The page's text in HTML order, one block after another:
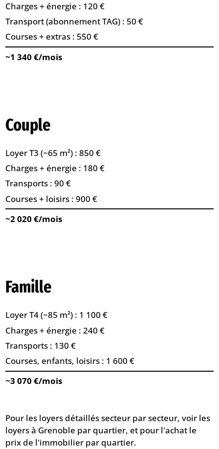
Charges + énergie : 120 €
Transport (abonnement TAG) : 50 €
Courses + extras : 550 €
~1 340 €/mois
Couple
Loyer T3 (~65 m²) : 850 €
Charges + énergie : 180 €
Transports : 90 €
Courses + loisirs : 900 €
~2 020 €/mois
Famille
Loyer T4 (~85 m²) : 1 100 €
Charges + énergie : 240 €
Transports : 130 €
Courses, enfants, loisirs : 1 600 €
~3 070 €/mois
Pour les loyers détaillés secteur par secteur, voir les
loyers à Grenoble par quartier, et pour l'achat le
prix de l'immobilier par quartier.